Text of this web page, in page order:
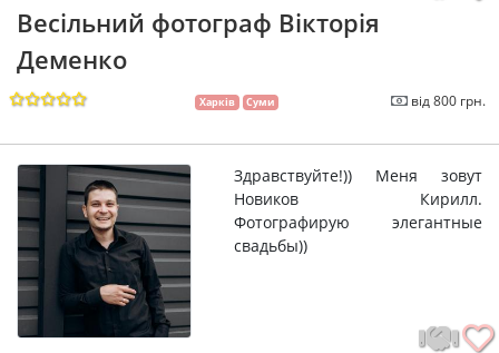
Весільний фотограф Вікторія
Деменко
Харків Суми від 800 грн.
Здравствуйте!)) Меня зовут
Новиков Кирилл.
Фотографирую элегантные
свадьбы))